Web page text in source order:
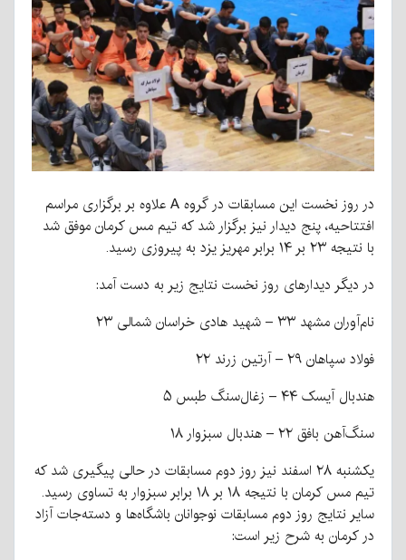
در روز نخست این مسابقات در گروه A علاوه بر برگزاری مراسم
افتتاحیه، پنج دیدار نیز برگزار شد که تیم مس کرمان موفق شد
با نتیجه ۲۳ بر ۱۴ برابر مهریز یزد به پیروزی رسید.
در دیگر دیدارهای روز نخست نتایج زیر به دست آمد:
نام‌آوران مشهد ۳۳ – شهید هادی خراسان شمالی ۲۳
فولاد سپاهان ۲۹ – آرتین زرند ۲۲
هندبال آیسک ۴۴ – زغال‌سنگ طبس ۵
سنگ‌آهن بافق ۲۲ – هندبال سبزوار ۱۸
یکشنبه ۲۸ اسفند نیز روز دوم مسابقات در حالی پیگیری شد که
تیم مس کرمان با نتیجه ۱۸ بر ۱۸ برابر سبزوار به تساوی رسید.
سایر نتایج روز دوم مسابقات نوجوانان باشگاه‌ها و دسته‌جات آزاد
در کرمان به شرح زیر است: